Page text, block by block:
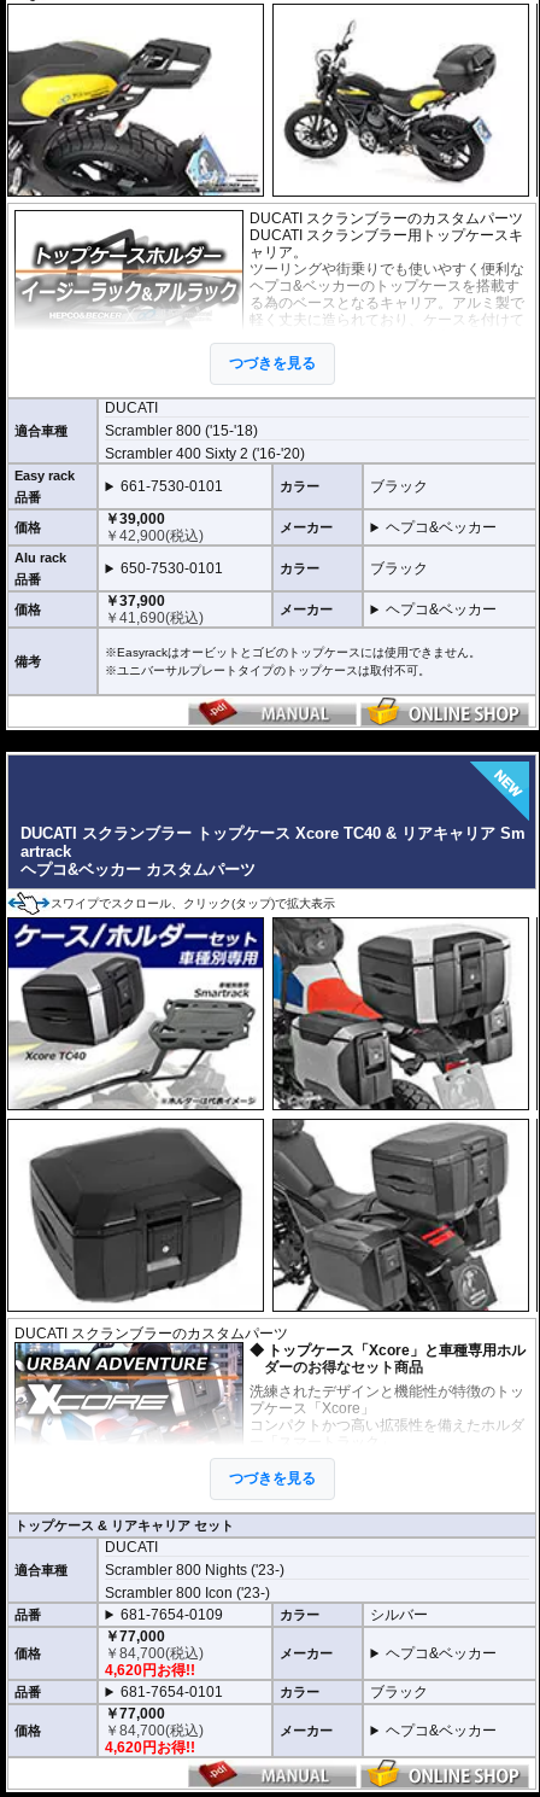
DUCATI スクランブラーのカスタムパーツ
DUCATI スクランブラー用トップケースキ
ャリア。
ツーリングや街乗りでも使いやすく便利な
ヘプコ&ベッカーのトップケースを搭載す
る為のベースとなるキャリア。アルミ製で
軽く丈夫に造られており、ケースを付けて
込むデザインです。
２種類のホルダーをラインナップ。
ヘプコ&ベッカー
のトップケースを安全に取り付けるための位置決めガイド
(垂直に立っている部分)が、折りたたみタイプと固定タイプの2種類をラインナ
ップ。お客様の使用スタイルによってお選びいただけます。
折りたたみタイプ Easy rack / イージーラック
位置決めガイドが折りたたみ式のため、簡単にフラットな簡易キャリアとなり
ます。
トップケースを必要としないような、ちょっとした荷物を載せる場合に便利で
す。
固定タイプ Alu rack / アルラック
位置決めガイドがボルトで固定されたタイプ。取り外せばフラットな簡易キャ
リアとなります。
リーズナブルな価格も魅力。
その他、付属の取付用フレームなどは共通です。
高耐久パウダー塗装仕上げ。
イドを取り付けた状態です。
つづきを見る
適合車種
DUCATI
Scrambler 800 ('15-'18)
Scrambler 400 Sixty 2 ('16-'20)
Easy rack
品番
661-7530-0101 カラー ブラック
価格
￥39,000
￥42,900(税込) メーカー ヘプコ&ベッカー
Alu rack
品番
650-7530-0101 カラー ブラック
価格
￥37,900
￥41,690(税込) メーカー ヘプコ&ベッカー
備考
※Easyrackはオービットとゴビのトップケースには使用できません。
※ユニバーサルプレートタイプのトップケースは取付不可。
DUCATI スクランブラー トップケース Xcore TC40 & リアキャリア Sm
artrack
ヘプコ&ベッカー カスタムパーツ
スワイプでスクロール、クリック(タップ)で拡大表示
DUCATI スクランブラーのカスタムパーツ
トップケース「Xcore」と車種専用ホル
ダーのお得なセット商品
洗練されたデザインと機能性が特徴のトッ
プケース「Xcore」
コンパクトかつ高い拡張性を備えたホルダ
上記のケースとホルダーがセットになった
お得なセット商品です。
未知の冒険へ挑むための次世代アドベン
高いデザイン性と機能性を兼ね備え、長距離ツーリングから日々のライディ
ングまで完璧にサポートする次世代のハードケース「XCORE（エックスコ
ア）」シリーズ。
その「XCORE（エックスコア）」シリーズに待望のトップケースが登場。頑
丈な構造と洗練された外観があなたのモーターサイクルライフを一段上のス
テージへと引き上げ、新しいアドベンチャーツーリングを切り拓きます。
新世代の装着システム「Smartrack」
新しいXCOREトップケースは、HEPCO&BECKERの最新キャリアシステム
「Smartrack」向けに専用開発。
内蔵されたクイックリリースシステムにより、キャリアへスライドさせるだ
けで迅速かつ安全にロックが完了。
日常使いと本格的なツーリングシーンを瞬時に切り替えることができます。
つづきを見る
トップケース & リアキャリア セット
適合車種
DUCATI
Scrambler 800 Nights ('23-)
Scrambler 800 Icon ('23-)
品番 681-7654-0109 カラー シルバー
価格
￥77,000
￥84,700(税込)
4,620円お得!!
メーカー ヘプコ&ベッカー
品番 681-7654-0101 カラー ブラック
価格
￥77,000
￥84,700(税込)
4,620円お得!!
メーカー ヘプコ&ベッカー